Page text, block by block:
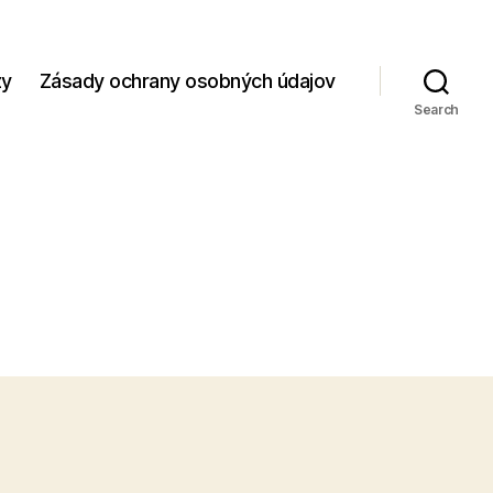
Zásady ochrany osobných údajov
Search